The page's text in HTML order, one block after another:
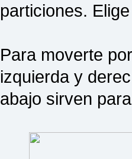
particiones.
Para moverte
izquierda y
abajo sirven